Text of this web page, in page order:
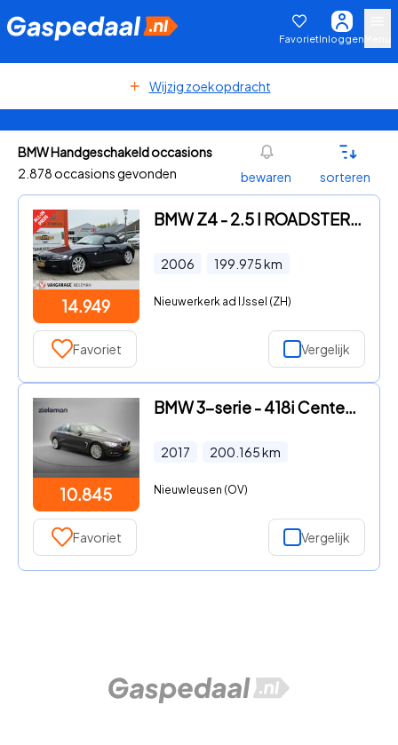
FavorietInloggen
Wijzig zoekopdracht
BMW Handgeschakeld occasions
2.878 occasions gevonden
bewaren sorteren
14.949
BMW Z4 - 2.5 I ROADSTER 2.5I Executive leer bovag garantie rijklaar
2006 199.975km
Nieuwerkerk ad IJssel (ZH)
Favoriet Vergelijk
10.845
BMW 3-serie - 418i Centennial Executive - Navi, Leer, Xenon, Cruise, Afn.
2017 200.165km
Nieuwleusen (OV)
Favoriet Vergelijk